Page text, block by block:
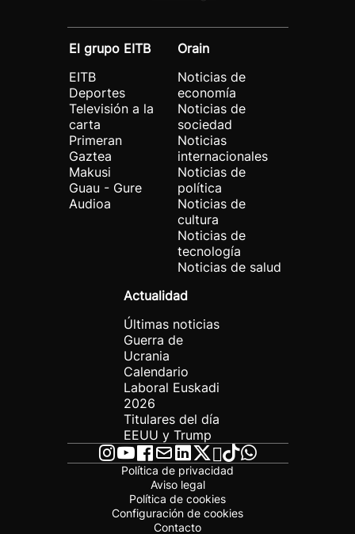
El grupo EITB
EITB
Deportes
Televisión a la
carta
Primeran
Gaztea
Makusi
Guau - Gure
Audioa
Orain
Noticias de
economía
Noticias de
sociedad
Noticias
internacionales
Noticias de
política
Noticias de
cultura
Noticias de
tecnología
Noticias de salud
Actualidad
Últimas noticias
Guerra de
Ucrania
Calendario
Laboral Euskadi
2026
Titulares del día
EEUU y Trump
Política de privacidad
Aviso legal
Política de cookies
Configuración de cookies
Contacto